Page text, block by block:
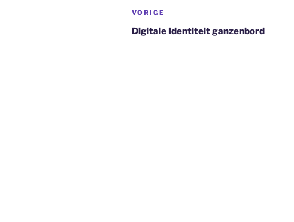
Bericht
navigatie
Vorig
bericht
VORIGE
Digitale Identiteit ganzenbord